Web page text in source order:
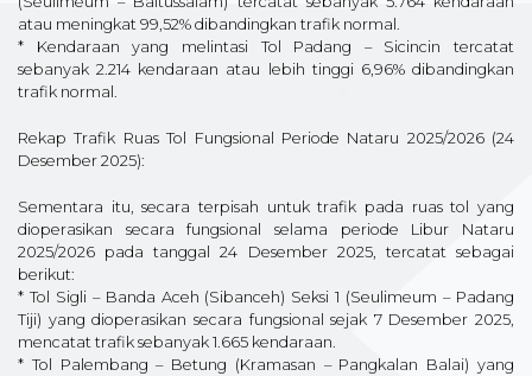
atau meningkat 99,52% dibandingkan trafik normal.
* Kendaraan yang melintasi Tol Padang – Sicincin tercatat
sebanyak 2.214 kendaraan atau lebih tinggi 6,96% dibandingkan
trafik normal.
Rekap Trafik Ruas Tol Fungsional Periode Nataru 2025/2026 (24
Desember 2025):
Sementara itu, secara terpisah untuk trafik pada ruas tol yang
dioperasikan secara fungsional selama periode Libur Nataru
2025/2026 pada tanggal 24 Desember 2025, tercatat sebagai
berikut:
* Tol Sigli – Banda Aceh (Sibanceh) Seksi 1 (Seulimeum – Padang
Tiji) yang dioperasikan secara fungsional sejak 7 Desember 2025,
mencatat trafik sebanyak 1.665 kendaraan.
* Tol Palembang – Betung (Kramasan – Pangkalan Balai) yang